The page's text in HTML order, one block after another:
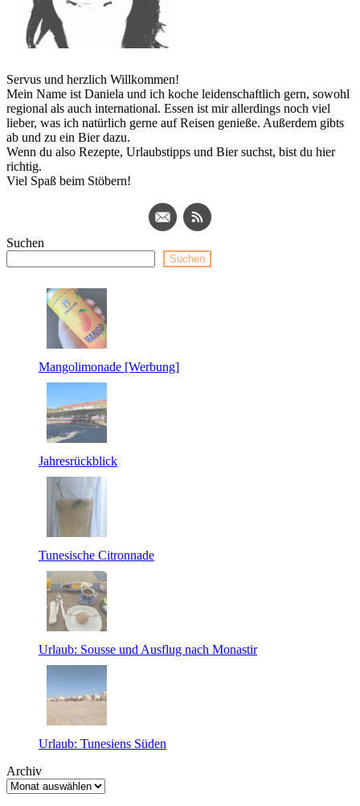
Servus und herzlich Willkommen!
Mein Name ist Daniela und ich koche leidenschaftlich gern, sowohl
regional als auch international. Essen ist mir allerdings noch viel
lieber, was ich natürlich gerne auf Reisen genieße. Außerdem gibts
ab und zu ein Bier dazu.
Wenn du also Rezepte, Urlaubstipps und Bier suchst, bist du hier
richtig.
Viel Spaß beim Stöbern!
Suchen
Suchen
Mangolimonade [Werbung]
Jahresrückblick
Tunesische Citronnade
Urlaub: Sousse und Ausflug nach Monastir
Urlaub: Tunesiens Süden
Archiv